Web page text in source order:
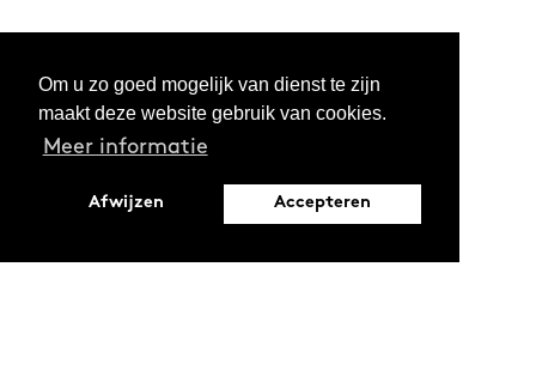
Om u zo goed mogelijk van dienst te zijn
maakt deze website gebruik van cookies.
Meer informatie
Afwijzen Accepteren